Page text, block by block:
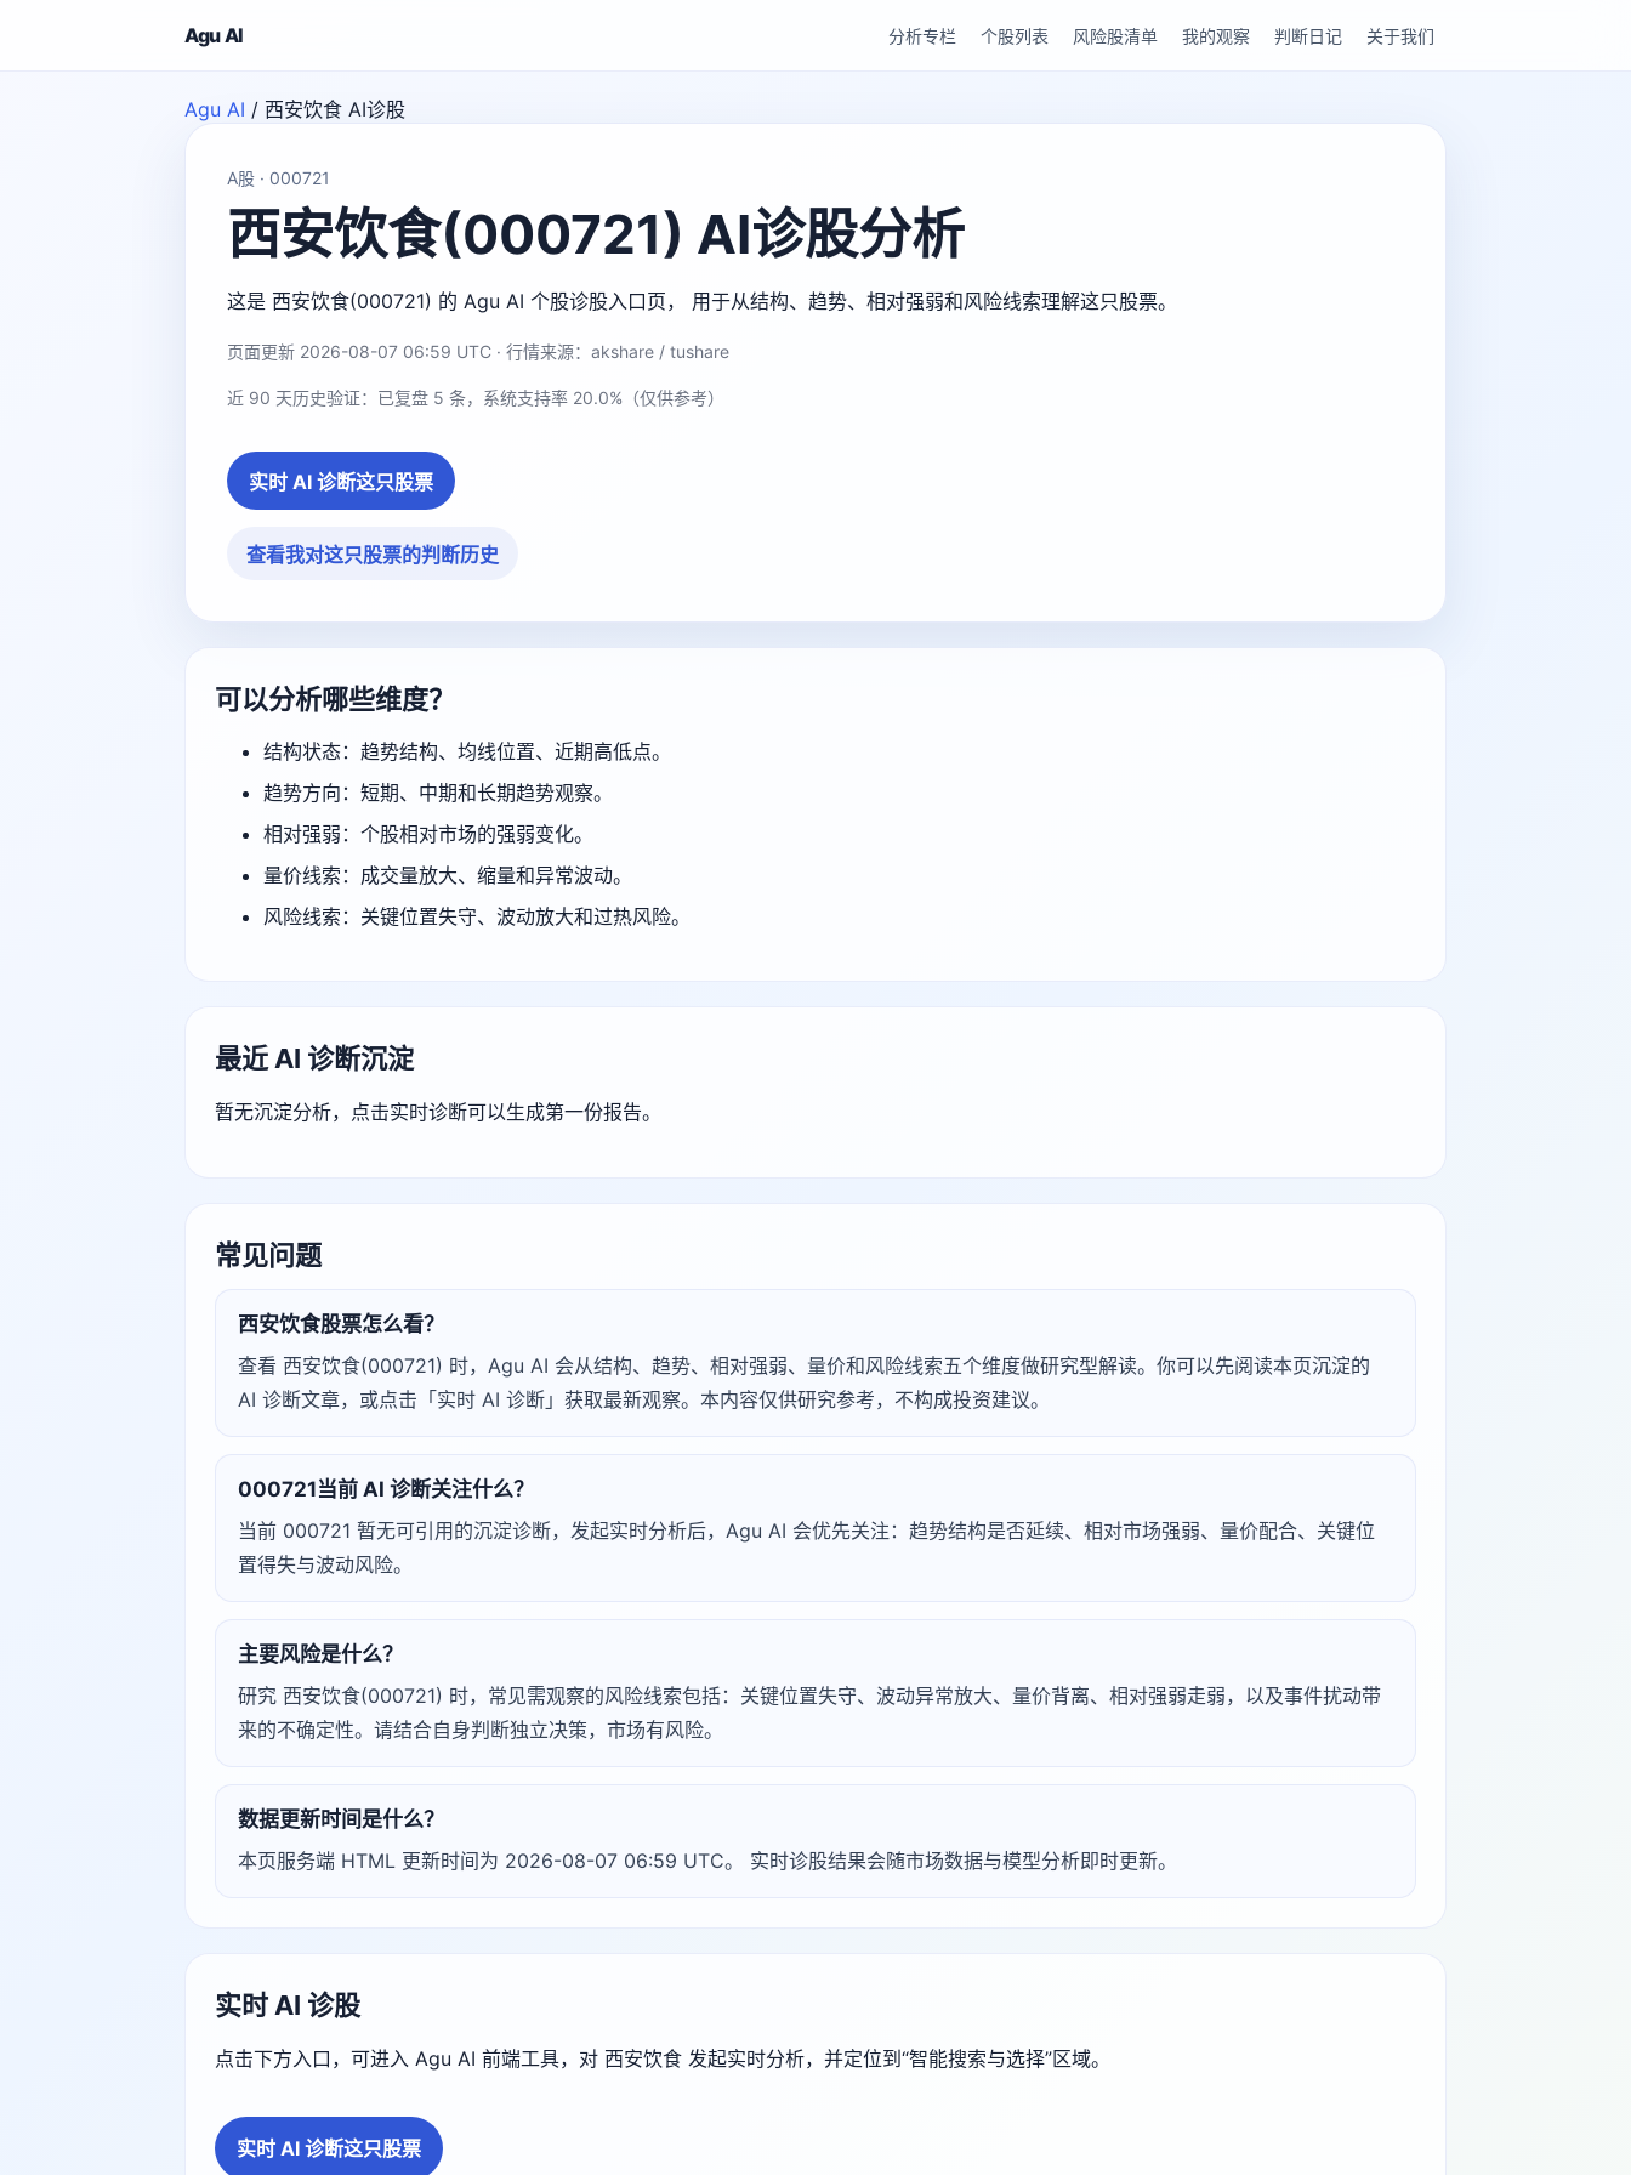
Agu AI 分析专栏 个股列表 风险股清单 我的观察 判断日记 关于我们
Agu AI / 西安饮食 AI诊股
A股 · 000721
西安饮食(000721) AI诊股分析
这是 西安饮食(000721) 的 Agu AI 个股诊股入口页， 用于从结构、趋势、相对强弱和风险线索理解这只股票。
页面更新 2026-08-07 06:59 UTC · 行情来源：akshare / tushare
近 90 天历史验证：已复盘 5 条，系统支持率 20.0%（仅供参考）
实时 AI 诊断这只股票
查看我对这只股票的判断历史
可以分析哪些维度？
结构状态：趋势结构、均线位置、近期高低点。
趋势方向：短期、中期和长期趋势观察。
相对强弱：个股相对市场的强弱变化。
量价线索：成交量放大、缩量和异常波动。
风险线索：关键位置失守、波动放大和过热风险。
最近 AI 诊断沉淀
暂无沉淀分析，点击实时诊断可以生成第一份报告。
常见问题
西安饮食股票怎么看？
查看 西安饮食(000721) 时，Agu AI 会从结构、趋势、相对强弱、量价和风险线索五个维度做研究型解读。你可以先阅读本页沉淀的
AI 诊断文章，或点击「实时 AI 诊断」获取最新观察。本内容仅供研究参考，不构成投资建议。
000721当前 AI 诊断关注什么？
当前 000721 暂无可引用的沉淀诊断，发起实时分析后，Agu AI 会优先关注：趋势结构是否延续、相对市场强弱、量价配合、关键位
置得失与波动风险。
主要风险是什么？
研究 西安饮食(000721) 时，常见需观察的风险线索包括：关键位置失守、波动异常放大、量价背离、相对强弱走弱，以及事件扰动带
来的不确定性。请结合自身判断独立决策，市场有风险。
数据更新时间是什么？
本页服务端 HTML 更新时间为 2026-08-07 06:59 UTC。 实时诊股结果会随市场数据与模型分析即时更新。
实时 AI 诊股
点击下方入口，可进入 Agu AI 前端工具，对 西安饮食 发起实时分析，并定位到“智能搜索与选择”区域。
实时 AI 诊断这只股票